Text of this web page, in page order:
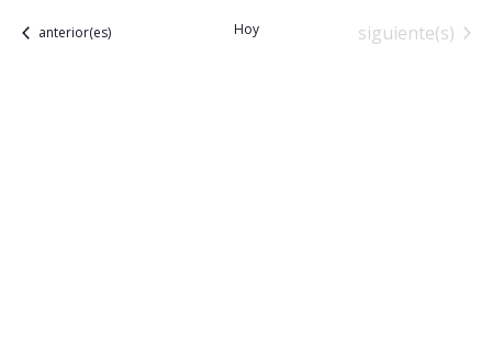
Eventos
anterior(es) Hoy Eventos
siguiente(s)